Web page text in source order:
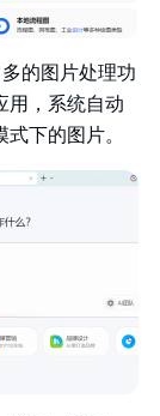
的图片处理功
用，系统自动
下的图片。